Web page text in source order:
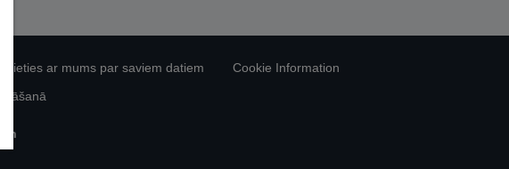
ar mums par saviem datiem
Cookie Information